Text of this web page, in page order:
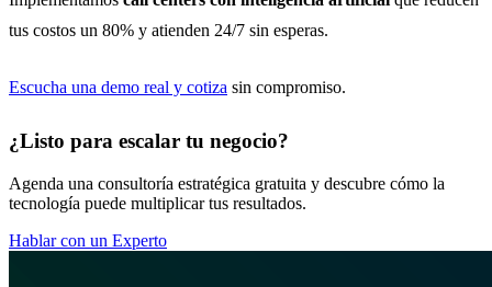
tus costos un 80% y atienden 24/7 sin esperas.
Escucha una demo real y cotiza sin compromiso.
¿Listo para escalar tu negocio?
Agenda una consultoría estratégica gratuita y descubre cómo la
tecnología puede multiplicar tus resultados.
Hablar con un Experto